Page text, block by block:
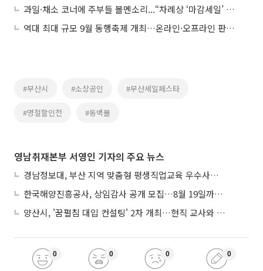
과일·채소 코너에 주부들 볼멘소리...“차례상 ‘마감세일’ 상품으로 차려요”(르포)
역대 최대 규모 9월 동행축제 개최…온라인·오프라인 판매전 진행
#부산시 #소상공인 #부산세일페스타
#명절할인전 #동백몰
영남취재본부 서영인 기자의 주요 뉴스
경남정보대, 부산 지역 맞춤형 평생직업교육 우수사례로 혁신 주도
한국해양진흥공사, 상임감사 공개 모집…8월 19일까지 접수
양산시, '꿈펼침 대입 컨설팅' 2차 개최…현직 교사와 1대1 맞춤 입시전략
0 0 0 0